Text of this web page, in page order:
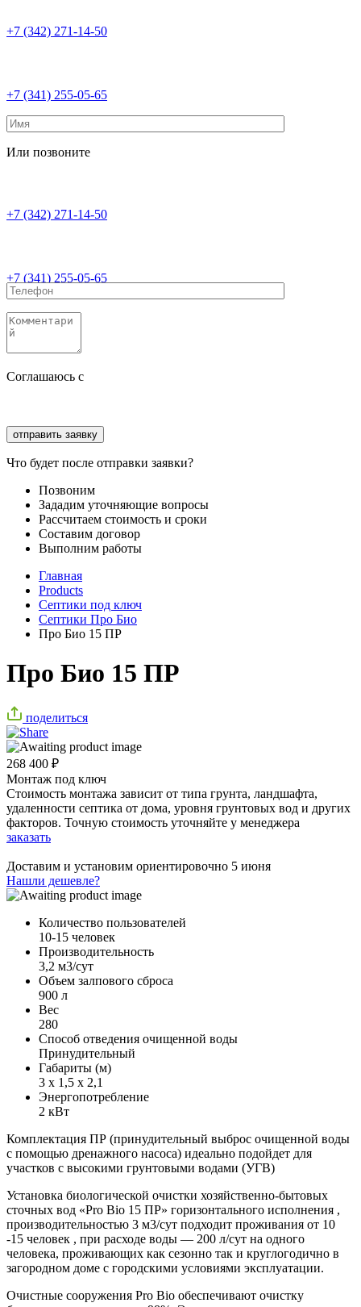
+7 (342) 271-14-50
+7 (341) 255-05-65
Или позвоните
+7 (342) 271-14-50
+7 (341) 255-05-65
Соглашаюсь с
Что будет после отправки заявки?
Позвоним
Зададим уточняющие вопросы
Рассчитаем стоимость и сроки
Составим договор
Выполним работы
Главная
Products
Септики под ключ
Септики Про Био
Про Био 15 ПР
Про Био 15 ПР
поделиться
268 400 ₽
Монтаж под ключ
Стоимость монтажа зависит от типа грунта, ландшафта,
удаленности септика от дома, уровня грунтовых вод и других
факторов. Точную стоимость уточняйте у менеджера
заказать
Доставим и установим ориентировочно 5 июня
Нашли дешевле?
Количество пользователей
10-15 человек
Производительность
3,2 м3/сут
Объем залпового сброса
900 л
Вес
280
Способ отведения очищенной воды
Принудительный
Габариты (м)
3 х 1,5 х 2,1
Энергопотребление
2 кВт
Комплектация ПР (принудительный выброс очищенной воды
с помощью дренажного насоса) идеально подойдет для
участков с высокими грунтовыми водами (УГВ)
Установка биологической очистки хозяйственно-бытовых
сточных вод «Pro Bio 15 ПР» горизонтального исполнения ,
производительностью 3 м3/сут подходит проживания от 10
-15 человек , при расходе воды — 200 л/сут на одного
человека, проживающих как сезонно так и круглогодично в
загородном доме с городскими условиями эксплуатации.
Очистные сооружения Pro Bio обеспечивают очистку